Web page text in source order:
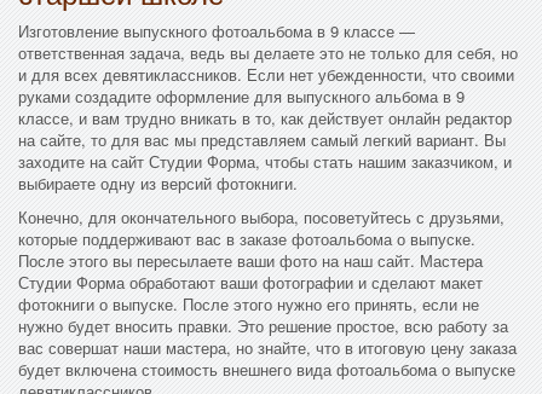
Изготовление выпускного фотоальбома в 9 классе —
ответственная задача, ведь вы делаете это не только для себя, но
и для всех девятиклассников. Если нет убежденности, что своими
руками создадите оформление для выпускного альбома в 9
классе, и вам трудно вникать в то, как действует онлайн редактор
на сайте, то для вас мы представляем самый легкий вариант. Вы
заходите на сайт Студии Форма, чтобы стать нашим заказчиком, и
выбираете одну из версий фотокниги.
Конечно, для окончательного выбора, посоветуйтесь с друзьями,
которые поддерживают вас в заказе фотоальбома о выпуске.
После этого вы пересылаете ваши фото на наш сайт. Мастера
Студии Форма обработают ваши фотографии и сделают макет
фотокниги о выпуске. После этого нужно его принять, если не
нужно будет вносить правки. Это решение простое, всю работу за
вас совершат наши мастера, но знайте, что в итоговую цену заказа
будет включена стоимость внешнего вида фотоальбома о выпуске